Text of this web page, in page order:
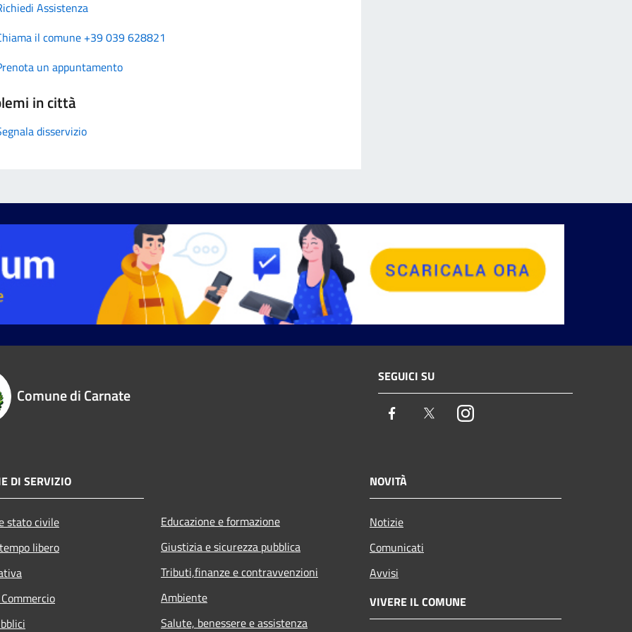
Assistenza
il comune +39 039 628821
un appuntamento
in città
disservizio
Comune di Carnate
SEGUICI SU
Facebook TwitterInstagram
DI SERVIZIO
stato civile
libero
Educazione e formazione
Giustizia e sicurezza pubblica
Tributi,finanze e contravvenzioni
Ambiente
Salute, benessere e assistenza
NOVITÀ
Notizie
Comunicati
Avvisi
VIVERE IL COMUNE